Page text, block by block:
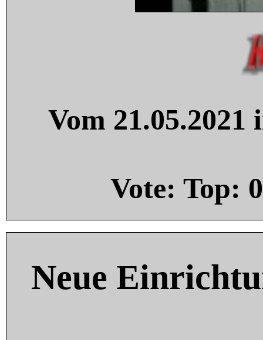
Vom
Vote: Top: 0
Neue